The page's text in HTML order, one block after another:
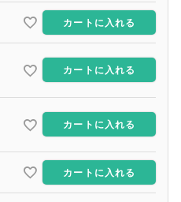
カートに入れる
カートに入れる
カートに入れる
カートに入れる